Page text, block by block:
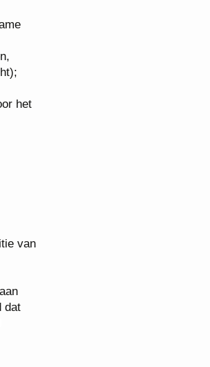
het
van
dat